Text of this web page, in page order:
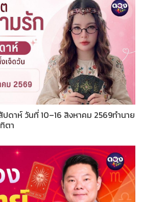
ดาห์ วันที่ 10–16 สิงหาคม 2569ทำนาย
ตา